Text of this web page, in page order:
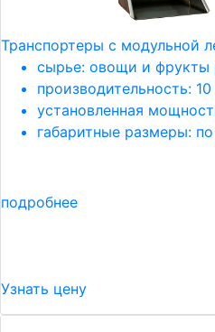
Транспортеры с модульной
сырье: овощи и
производительность:
установленная
габаритные размеры:
подробнее
Узнать цену